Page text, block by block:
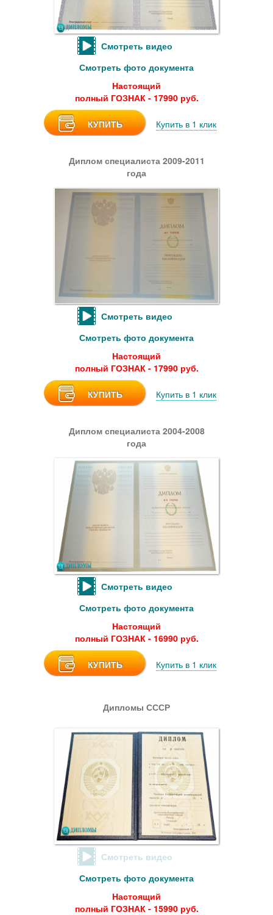
Смотреть видео
Смотреть фото документа
Настоящий
полный ГОЗНАК - 17990 руб.
КУПИТЬ Купить в 1 клик
Диплом специалиста 2009-2011
года
Смотреть видео
Смотреть фото документа
Настоящий
полный ГОЗНАК - 17990 руб.
КУПИТЬ Купить в 1 клик
Диплом специалиста 2004-2008
года
Смотреть видео
Смотреть фото документа
Настоящий
полный ГОЗНАК - 16990 руб.
КУПИТЬ Купить в 1 клик
Дипломы СССР
Смотреть видео
Смотреть фото документа
Настоящий
полный ГОЗНАК - 15990 руб.